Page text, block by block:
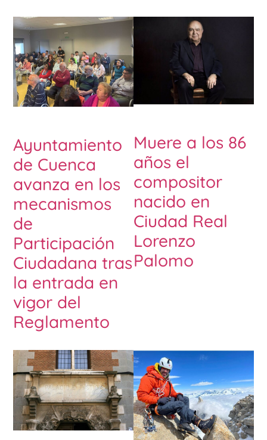
Ayuntamiento
de Cuenca
avanza en los
mecanismos
de
Participación
Ciudadana tras
la entrada en
vigor del
Reglamento
Muere a los 86
años el
compositor
nacido en
Ciudad Real
Lorenzo
Palomo